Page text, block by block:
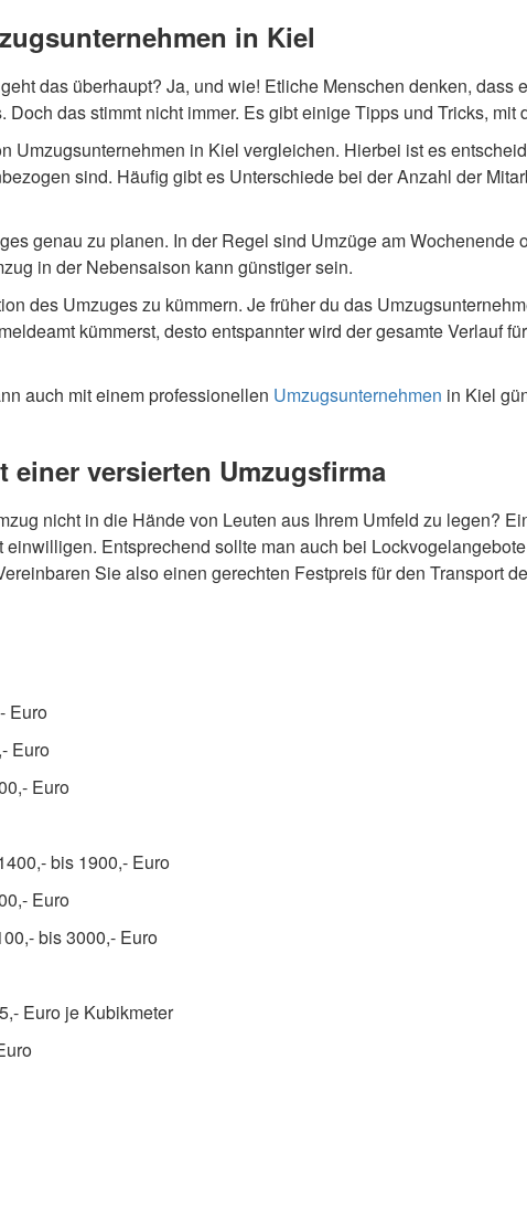
in Kiel
das überhaupt? Ja, und wie! Etliche Menschen denken, dass
das stimmt nicht immer. Es gibt einige Tipps und Tricks, mit
Umzugsunternehmen in Kiel vergleichen. Hierbei ist es
sind. Häufig gibt es Unterschiede bei der Anzahl der
genau zu planen. In der Regel sind Umzüge am Wochenende
in der Nebensaison kann günstiger sein.
des Umzuges zu kümmern. Je früher du das
kümmerst, desto entspannter wird der gesamte Verlauf
auch mit einem professionellen Umzugsunternehmen in Kiel
versierten Umzugsfirma
nicht in die Hände von Leuten aus Ihrem Umfeld zu legen?
Entsprechend sollte man auch bei
Sie also einen gerechten Festpreis für den Transport
Euro
Euro
Euro
bis 1900,- Euro
Euro
bis 3000,- Euro
Euro je Kubikmeter